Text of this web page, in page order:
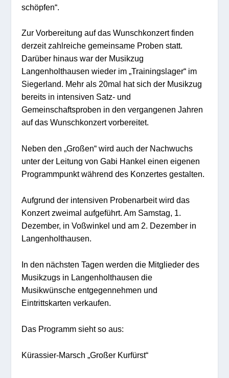
schöpfen“.
Zur Vorbereitung auf das Wunschkonzert finden
derzeit zahlreiche gemeinsame Proben statt.
Darüber hinaus war der Musikzug
Langenholthausen wieder im „Trainingslager“ im
Siegerland. Mehr als 20mal hat sich der Musikzug
bereits in intensiven Satz- und
Gemeinschaftsproben in den vergangenen Jahren
auf das Wunschkonzert vorbereitet.
Neben den „Großen“ wird auch der Nachwuchs
unter der Leitung von Gabi Hankel einen eigenen
Programmpunkt während des Konzertes gestalten.
Aufgrund der intensiven Probenarbeit wird das
Konzert zweimal aufgeführt. Am Samstag, 1.
Dezember, in Voßwinkel und am 2. Dezember in
Langenholthausen.
In den nächsten Tagen werden die Mitglieder des
Musikzugs in Langenholthausen die
Musikwünsche entgegennehmen und
Eintrittskarten verkaufen.
Das Programm sieht so aus:
Kürassier-Marsch „Großer Kurfürst“